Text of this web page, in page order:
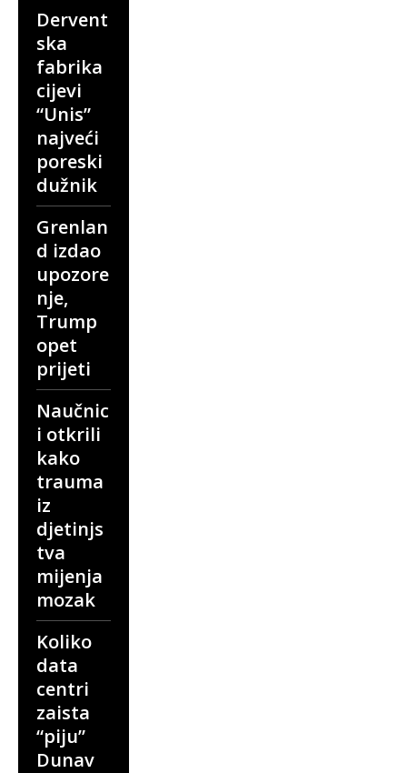
Dervent
ska
fabrika
cijevi
“Unis”
najveći
poreski
dužnik
Grenlan
d izdao
upozore
nje,
Trump
opet
prijeti
Naučnic
i otkrili
kako
trauma
iz
djetinjs
tva
mijenja
mozak
Koliko
data
centri
zaista
“piju”
Dunav